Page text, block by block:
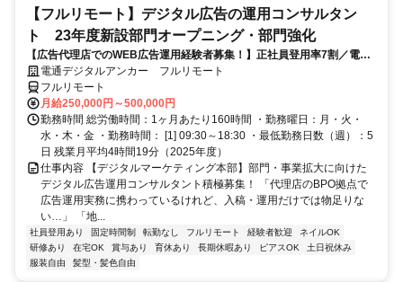
【フルリモート】デジタル広告の運用コンサルタン
ト 23年度新設部門オープニング・部門強化
【広告代理店でのWEB広告運用経験者募集！】正社員登用率7割／電通
G／全国×完全在宅／年休126日・土日祝休み／残業月平均4時間19分
電通デジタルアンカー フルリモート
フルリモート
月給250,000円～500,000円
勤務時間 総労働時間：1ヶ月あたり160時間 ・勤務曜日：月・火・
水・木・金 ・勤務時間： [1] 09:30～18:30 ・最低勤務日数（週）：5
日 残業月平均4時間19分（2025年度）
仕事内容 【デジタルマーケティング本部】部門・事業拡大に向けた
デジタル広告運用コンサルタント積極募集！ 「代理店のBPO拠点で
広告運用実務に携わっているけれど、入稿・運用だけでは物足りな
い…」 「地...
社員登用あり 固定時間制 転勤なし フルリモート 経験者歓迎
ネイルOK
研修あり
在宅OK 賞与あり 育休あり 長期休暇あり ピアスOK
土日祝休み
服装自由
髪型・髪色自由